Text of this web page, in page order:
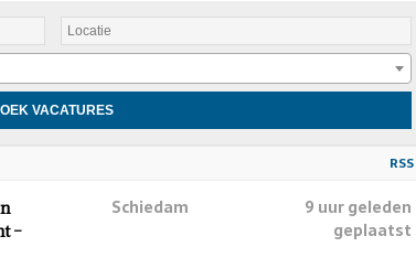
RSS
–
Schiedam
9 uur geleden
geplaatst